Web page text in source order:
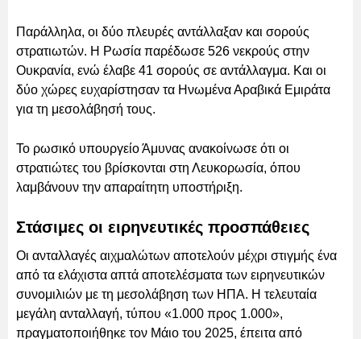
Παράλληλα, οι δύο πλευρές αντάλλαξαν και σορούς
στρατιωτών. Η Ρωσία παρέδωσε 526 νεκρούς στην
Ουκρανία, ενώ έλαβε 41 σορούς σε αντάλλαγμα. Και οι
δύο χώρες ευχαρίστησαν τα Ηνωμένα Αραβικά Εμιράτα
για τη μεσολάβησή τους.
Το ρωσικό υπουργείο Άμυνας ανακοίνωσε ότι οι
στρατιώτες του βρίσκονται στη Λευκορωσία, όπου
λαμβάνουν την απαραίτητη υποστήριξη.
Στάσιμες οι ειρηνευτικές προσπάθειες
Οι ανταλλαγές αιχμαλώτων αποτελούν μέχρι στιγμής ένα
από τα ελάχιστα απτά αποτελέσματα των ειρηνευτικών
συνομιλιών με τη μεσολάβηση των ΗΠΑ. Η τελευταία
μεγάλη ανταλλαγή, τύπου «1.000 προς 1.000»,
πραγματοποιήθηκε τον Μάιο του 2025, έπειτα από